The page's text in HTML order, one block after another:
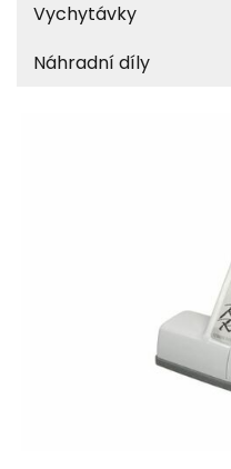
Vychytávky
Náhradní díly